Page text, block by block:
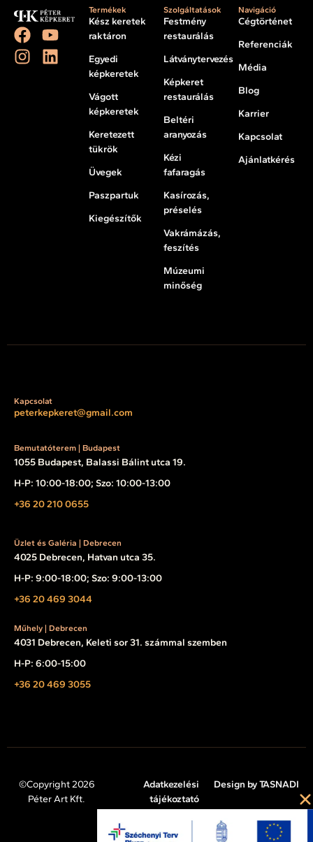
Termékek
Kész keretek
raktáron
Egyedi
képkeretek
Vágott
képkeretek
Keretezett
tükrök
Üvegek
Paszpartuk
Kiegészítők
Szolgáltatások
Festmény
restaurálás
Látványtervezés
Képkeret
restaurálás
Beltéri
aranyozás
Kézi
fafaragás
Kasírozás,
préselés
Vakrámázás,
feszítés
Múzeumi
minőség
Navigáció
Cégtörténet
Referenciák
Média
Blog
Karrier
Kapcsolat
Ajánlatkérés
Kapcsolat
peterkepkeret@gmail.com
Bemutatóterem | Budapest
1055 Budapest, Balassi Bálint utca 19.
H-P: 10:00-18:00; Szo: 10:00-13:00
+36 20 210 0655
Üzlet és Galéria | Debrecen
4025 Debrecen, Hatvan utca 35.
H-P: 9:00-18:00; Szo: 9:00-13:00
+36 20 469 3044
Műhely | Debrecen
4031 Debrecen, Keleti sor 31. számmal szemben
H-P: 6:00-15:00
+36 20 469 3055
©Copyright 2026
Péter Art Kft.
Adatkezelési
tájékoztató
Cookie tájékoztató
Design by TASNADI